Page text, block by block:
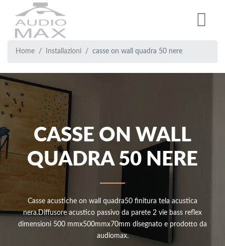
Breadcrumb
Briciole
di
pane
Home Installazioni casse on wall quadra 50 nere
CASSE ON WALL
QUADRA 50 NERE
Casse acustiche on wall quadra50 finitura tela acustica
nera.Diffusore acustico passivo da parete 2 vie bass reflex
dimensioni 500 mmx500mmx70mm disegnato e prodotto da
audiomax.